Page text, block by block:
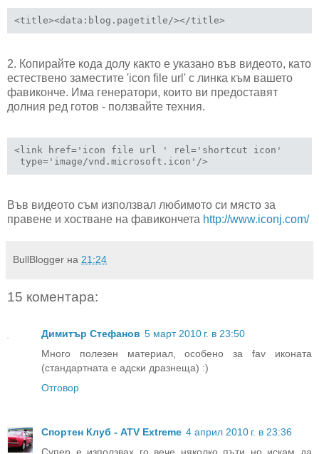
<title><data:blog.pagetitle/></title>
2. Копирайте кода долу както е указано във видеото, като
естествено заместите 'icon file url' с линка към вашето
фавиконче. Има генератори, които ви предоставят
долния ред готов - ползвайте техния.
<link href='icon file url ' rel='shortcut icon'
type='image/vnd.microsoft.icon'/>
Във видеото съм използвал любимото си място за
правене и хостване на фавикончета http://www.iconj.com/
BullBlogger на 21:24
15 коментара:
Димитър Стефанов 5 март 2010 г. в 23:50
Много полезен материал, особено за fav иконата
(стандартната е адски дразнеща) :)
Отговор
Спортен Клуб - ATV Extreme 4 април 2010 г. в 23:36